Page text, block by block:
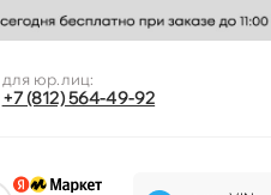
для юр.лиц:
+7 (812) 564-49-92